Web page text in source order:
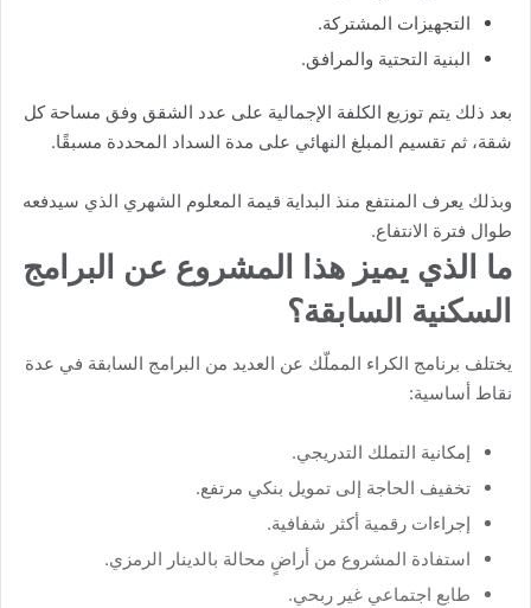
التجهيزات المشتركة.
البنية التحتية والمرافق.
بعد ذلك يتم توزيع الكلفة الإجمالية على عدد الشقق وفق مساحة كل
شقة، ثم تقسيم المبلغ النهائي على مدة السداد المحددة مسبقًا.
وبذلك يعرف المنتفع منذ البداية قيمة المعلوم الشهري الذي سيدفعه
طوال فترة الانتفاع.
ما الذي يميز هذا المشروع عن البرامج
السكنية السابقة؟
يختلف برنامج الكراء المملّك عن العديد من البرامج السابقة في عدة
نقاط أساسية:
إمكانية التملك التدريجي.
تخفيف الحاجة إلى تمويل بنكي مرتفع.
إجراءات رقمية أكثر شفافية.
استفادة المشروع من أراضٍ محالة بالدينار الرمزي.
طابع اجتماعي غير ربحي.